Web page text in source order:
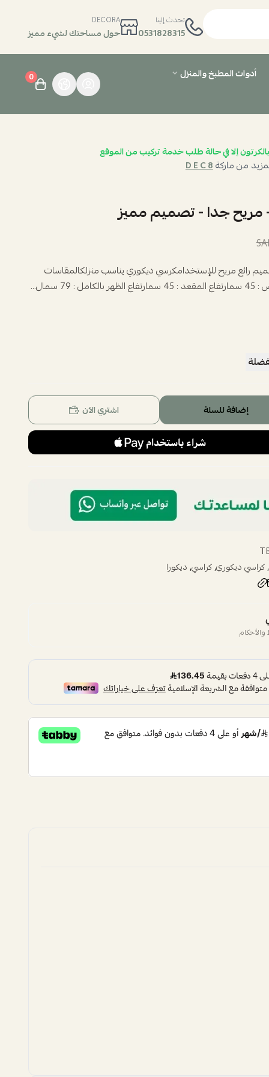
تحدث إلينا
0531828315
DECORA
حول مساحتك لشيء مميز
أدوات المطبخ والمنزل
0
إلا في حالة طلب خدمة تركيب من الموقع
من ماركةD E C 8
جدا - تصميم مميز
رائع مريح للإستخدامكرسي ديكوري يناسب منزلكالمقاسات
إضافة للسلة اشتري الآن
,كراسي ديكوري,كراسي,ديكورا